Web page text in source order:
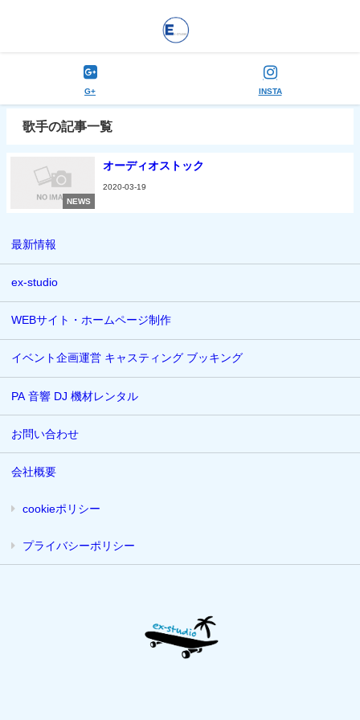
G+ INSTA
歌手の記事一覧
NEWS
オーディオストック
2020-03-19
最新情報
ex-studio
WEBサイト・ホームページ制作
イベント企画運営 キャスティング ブッキング
PA 音響 DJ 機材レンタル
お問い合わせ
会社概要
cookieポリシー
プライバシーポリシー